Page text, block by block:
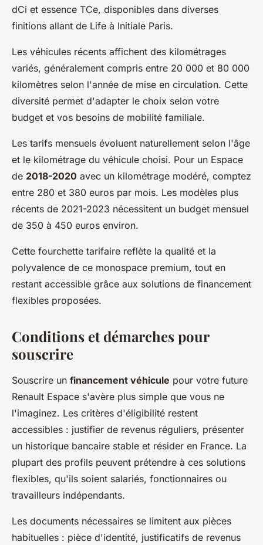
dCi et essence TCe, disponibles dans diverses
finitions allant de Life à Initiale Paris.
Les véhicules récents affichent des kilométrages
variés, généralement compris entre 20 000 et 80 000
kilomètres selon l'année de mise en circulation. Cette
diversité permet d'adapter le choix selon votre
budget et vos besoins de mobilité familiale.
Les tarifs mensuels évoluent naturellement selon l'âge
et le kilométrage du véhicule choisi. Pour un Espace
de 2018-2020 avec un kilométrage modéré, comptez
entre 280 et 380 euros par mois. Les modèles plus
récents de 2021-2023 nécessitent un budget mensuel
de 350 à 450 euros environ.
Cette fourchette tarifaire reflète la qualité et la
polyvalence de ce monospace premium, tout en
restant accessible grâce aux solutions de financement
flexibles proposées.
Conditions et démarches pour
souscrire
Souscrire un financement véhicule pour votre future
Renault Espace s'avère plus simple que vous ne
l'imaginez. Les critères d'éligibilité restent
accessibles : justifier de revenus réguliers, présenter
un historique bancaire stable et résider en France. La
plupart des profils peuvent prétendre à ces solutions
flexibles, qu'ils soient salariés, fonctionnaires ou
travailleurs indépendants.
Les documents nécessaires se limitent aux pièces
habituelles : pièce d'identité, justificatifs de revenus